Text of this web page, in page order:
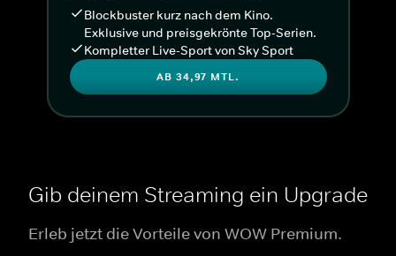
Blockbuster kurz nach dem Kino.
Exklusive und preisgekrönte Top-Serien.
Kompletter Live-Sport von Sky Sport
AB 34,97 MTL.
Gib deinem Streaming ein Upgrade
Erleb jetzt die Vorteile von WOW Premium.